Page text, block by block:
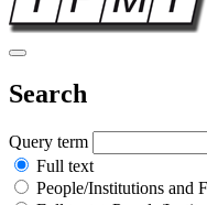
Search
Query term
Full text
People/Institutions and